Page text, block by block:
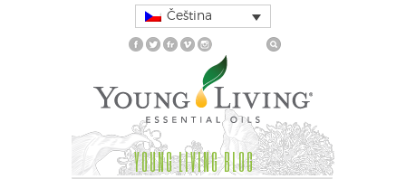
Čeština
YOUNG LIVING BLOG